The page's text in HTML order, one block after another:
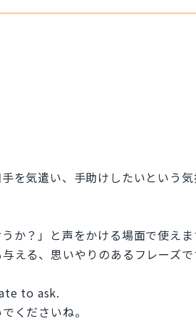
を気遣い、手助けしたいという気
か？」と声をかける場面で使えま
える、思いやりのあるフレーズで
to ask.
くださいね。